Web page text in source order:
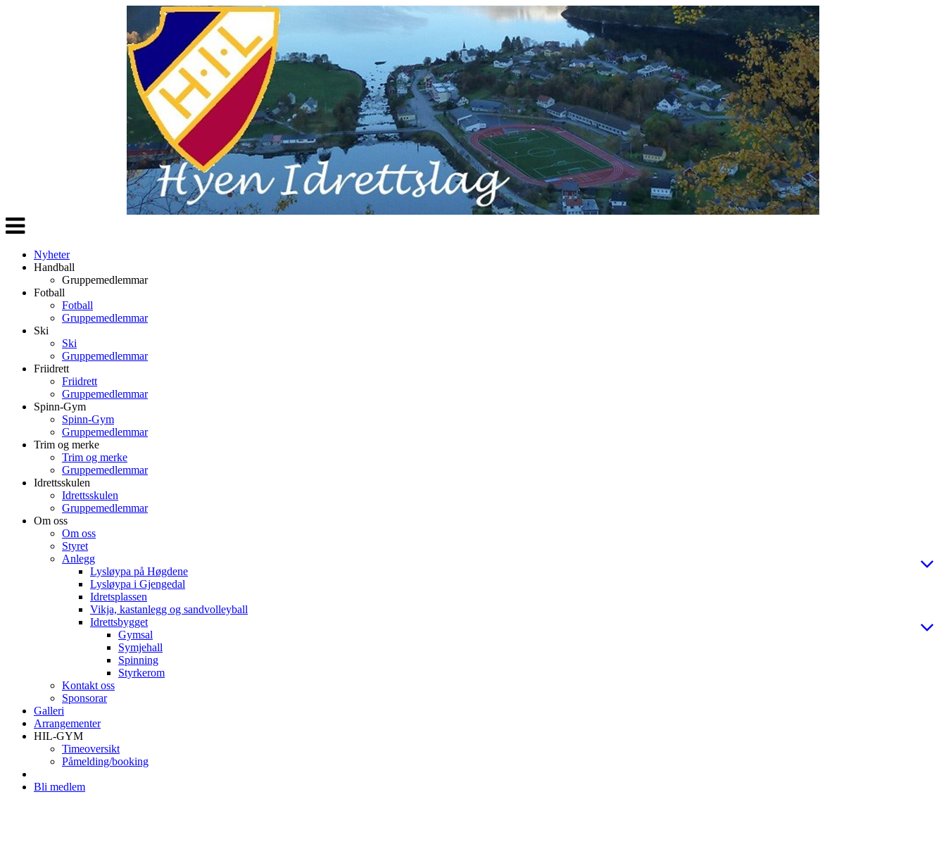
Veksle
navigasjon
Nyheter
Handball
Gruppemedlemmar
Fotball
Fotball
Gruppemedlemmar
Ski
Ski
Gruppemedlemmar
Friidrett
Friidrett
Gruppemedlemmar
Spinn-Gym
Spinn-Gym
Gruppemedlemmar
Trim og merke
Trim og merke
Gruppemedlemmar
Idrettsskulen
Idrettsskulen
Gruppemedlemmar
Om oss
Om oss
Styret
Anlegg
Lysløypa på Høgdene
Lysløypa i Gjengedal
Idretsplassen
Vikja, kastanlegg og sandvolleyball
Idrettsbygget
Gymsal
Symjehall
Spinning
Styrkerom
Kontakt oss
Sponsorar
Galleri
Arrangementer
HIL-GYM
Timeoversikt
Påmelding/booking
Bli medlem